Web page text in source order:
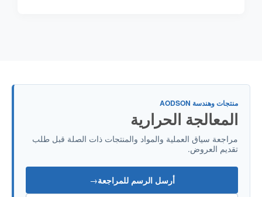
منتجات وهندسة AODSON
المعالجة الحرارية
مراجعة سياق العملية والمواد والمنتجات ذات الصلة قبل طلب
تقديم العروض.
أرسل الرسم للمراجعة→